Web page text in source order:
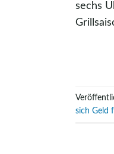
sechs
sich Geld